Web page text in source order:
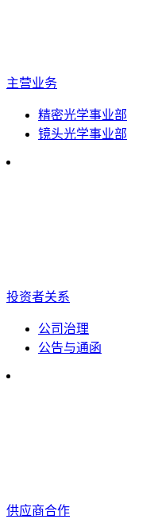
主营业务
精密光学事业部
镜头光学事业部
投资者关系
公司治理
公告与通函
供应商合作